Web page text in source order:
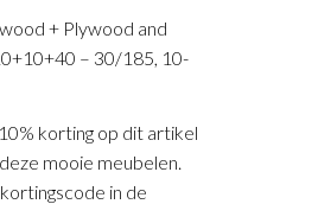
+ Plywood and
– 30/185, 10-
korting op dit artikel
mooie meubelen.
in de